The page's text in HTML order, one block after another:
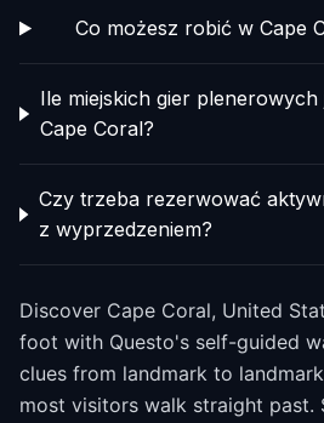
Co możesz robić w Cape
Ile miejskich gier
Cape Coral?
Czy trzeba rezerwować
z wyprzedzeniem?
Discover Cape Coral, United
foot with Questo's self-guided
clues from landmark to
most visitors walk straight past.